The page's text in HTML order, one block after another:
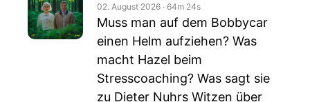
02. August 2026 ‧ 64m 24s
Muss man auf dem Bobbycar
einen Helm aufziehen? Was
macht Hazel beim
Stresscoaching? Was sagt sie
zu Dieter Nuhrs Witzen über